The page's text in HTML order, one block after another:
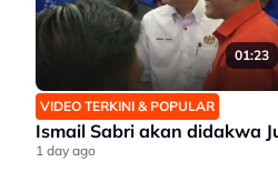
01:23
VIDEO TERKINI & POPULAR
Ismail Sabri akan didakwa
1 day ago